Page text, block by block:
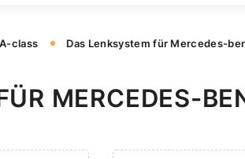
class Das Lenksystem für Mercedes-
MERCEDES-